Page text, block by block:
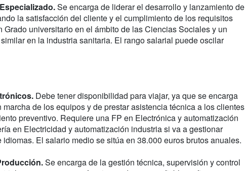
Se encarga de liderar el desarrollo y lanzamiento de
la satisfacción del cliente y el cumplimiento de los requisitos
Grado universitario en el ámbito de las Ciencias Sociales y un
en la industria sanitaria. El rango salarial puede oscilar
Debe tener disponibilidad para viajar, ya que se encarga
de los equipos y de prestar asistencia técnica a los clientes
preventivo. Requiere una FP en Electrónica y automatización
en Electricidad y automatización industria si va a gestionar
El salario medio se sitúa en 38.000 euros brutos anuales.
Se encarga de la gestión técnica, supervisión y control